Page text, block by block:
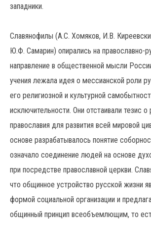
западники.
Славянофилы (А.С. Хомяков, И.В.
Ю.Ф. Самарин) опирались на православно-
направление в общественной мысли
учения лежала идея о мессианской роли
его религиозной и культурной
исключительности. Они отстаивали тезис
православия для развития всей мировой
основе разрабатывалось понятие
означало соединение людей на основе
при посредстве православной церкви.
что общинное устройство русской жизни
формой социальной организации и
общинный принцип всеобъемлющим, то